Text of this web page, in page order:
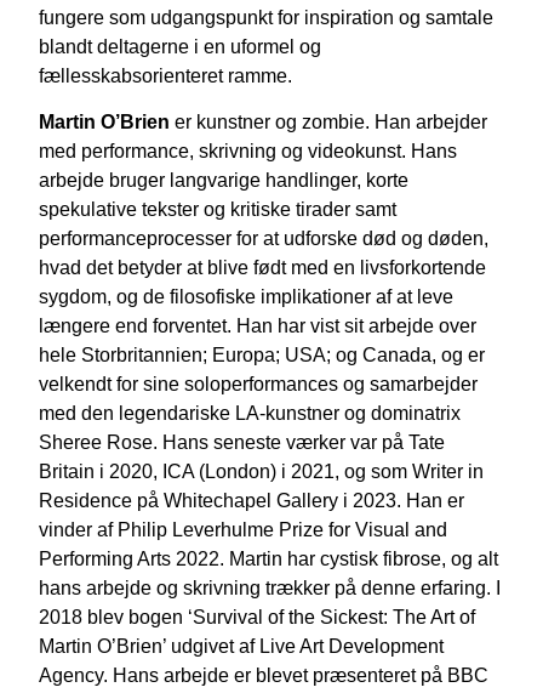
fungere som udgangspunkt for inspiration og samtale
blandt deltagerne i en uformel og
fællesskabsorienteret ramme.
Martin O’Brien er kunstner og zombie. Han arbejder
med performance, skrivning og videokunst. Hans
arbejde bruger langvarige handlinger, korte
spekulative tekster og kritiske tirader samt
performanceprocesser for at udforske død og døden,
hvad det betyder at blive født med en livsforkortende
sygdom, og de filosofiske implikationer af at leve
længere end forventet. Han har vist sit arbejde over
hele Storbritannien; Europa; USA; og Canada, og er
velkendt for sine soloperformances og samarbejder
med den legendariske LA-kunstner og dominatrix
Sheree Rose. Hans seneste værker var på Tate
Britain i 2020, ICA (London) i 2021, og som Writer in
Residence på Whitechapel Gallery i 2023. Han er
vinder af Philip Leverhulme Prize for Visual and
Performing Arts 2022. Martin har cystisk fibrose, og alt
hans arbejde og skrivning trækker på denne erfaring. I
2018 blev bogen ‘Survival of the Sickest: The Art of
Martin O’Brien’ udgivet af Live Art Development
Agency. Hans arbejde er blevet præsenteret på BBC